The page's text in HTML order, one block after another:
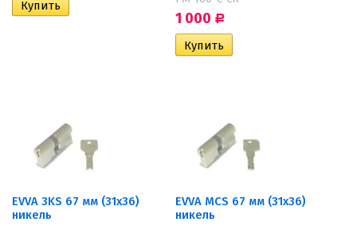
1 000 Р
EVVA 3KS 67 мм (31х36)
никель
EVVA MCS 67 мм (31х36)
никель